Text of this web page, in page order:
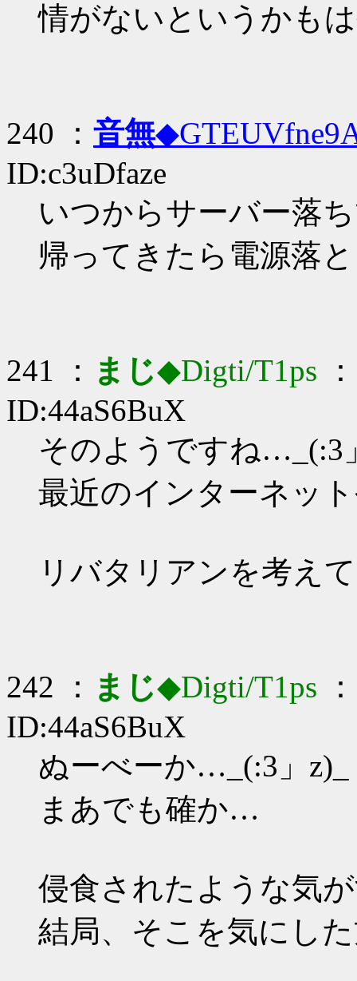
情がないというかも
240 ： 音無
ID:c3uDfaze
いつからサーバー落
帰ってきたら電源落
241 ： まじ◆Digti/T1ps
ID:44aS6BuX
そのようですね…_(:3
最近のインターネッ
リバタリアンを考え
242 ： まじ◆Digti/T1ps
ID:44aS6BuX
ぬーべーか…_(:3」z)_
まあでも確か…
侵食されたような気
結局、そこを気にし